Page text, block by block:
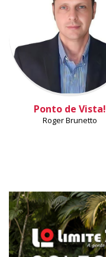
Ponto de Vista!
Roger Brunetto